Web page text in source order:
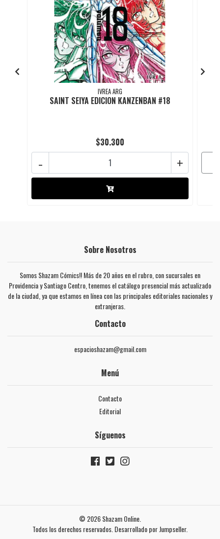
IVREA ARG
SAINT SEIYA EDICION KANZENBAN #18
$30.300
+
-
Sobre Nosotros
Somos Shazam Cómics!! Más de 20 años en el rubro, con sucursales en
Providencia y Santiago Centro, tenemos el catálogo presencial más actualizado
de la ciudad, ya que estamos en línea con las principales editoriales nacionales y
extranjeras.
Contacto
espacioshazam@gmail.com
Menú
Contacto
Editorial
Síguenos
© 2026 Shazam Online.
Todos los derechos reservados. Desarrollado por Jumpseller.